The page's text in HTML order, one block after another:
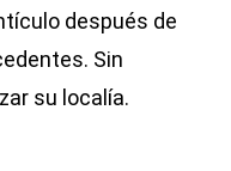
después de
Sin
su localía.